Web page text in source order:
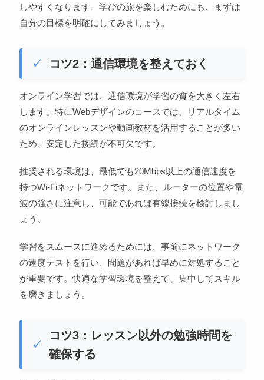
しやすくなります。学びの旅を楽しむためにも、まずは
自分の目標を明確にしてみましょう。
コツ2：通信環境を整えておく
オンライン学習では、通信環境が学習の質を大きく左右
します。特にWebデザインのコースでは、リアルタイム
のオンラインレッスンや動画教材を活用することが多い
ため、安定した接続が不可欠です。
推奨される環境は、最低でも20Mbps以上の通信速度を
持つWi-Fiネットワークです。また、ルーターの位置や電
波の強さに注意し、可能であれば有線接続を検討しまし
ょう。
学習をスムーズに進めるためには、事前にネットワーク
の速度テストを行い、問題があれば早めに対処すること
が重要です。快適な学習環境を整えて、集中してスキル
を磨きましょう。
コツ3：レッスン以外の勉強時間を
確保する